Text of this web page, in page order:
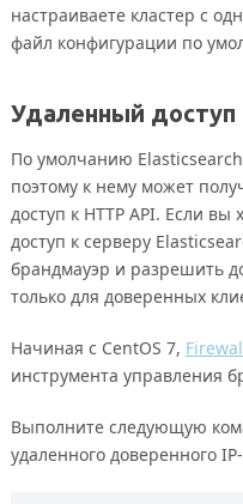
настраиваете кластер с
файл конфигурации по
Удаленный доступ
По умолчанию
поэтому к нему может
доступ к HTTP API. Если
доступ к серверу
брандмауэр и разрешить
только для доверенных
Начиная с CentOS 7,
инструмента управления
Выполните следующую
удаленного доверенного